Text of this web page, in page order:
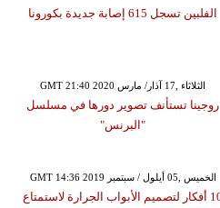
الفلبين تسجل 615 إصابة جديدة بكورونا
GMT 21:40 2020 الثلاثاء ,17 آذار/ مارس
روجينا تستأنف تصوير دورها في مسلسل
"البرنس"
GMT 14:36 2019 الخميس ,05 أيلول / سبتمبر
10 أفكار لتصميم الأبواب الجرارة لاستمتاع